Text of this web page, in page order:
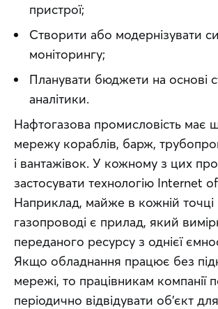
пристрої;
Створити або модернізувати
моніторингу;
Планувати бюджети на основі
аналітики.
Нафтогазова промисловість має
мережу кораблів, барж,
і вантажівок. У кожному з цих
застосувати технологію Internet
Наприклад, майже в кожній точці
газопроводі є прилад, який
переданого ресурсу з однієї
Якщо обладнання працює без
мережі, то працівникам компанії
періодично відвідувати об’єкт